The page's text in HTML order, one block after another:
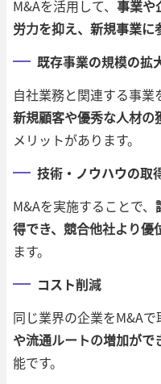
M&Aを活用して、 事業や
労力を抑え、新規事業に
既存事業の規模の拡
自社業務と関連する事業
新規顧客や優秀な人材
メリットがあります。
技術・ノウハウの取
M&Aを実施することで、
得でき、競合他社より優
ます。
コスト削減
同じ業界の企業をM&Aで
や流通ルートの増加が
能です。